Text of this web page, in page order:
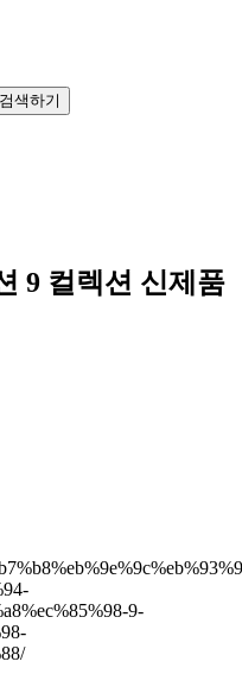
검색하기
9 컬렉션 신제품
9-